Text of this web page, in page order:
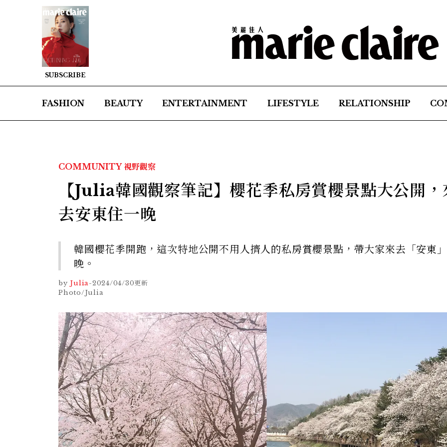
SUBSCRIBE
FASHION BEAUTY ENTERTAINMENT LIFESTYLE RELATIONSHIP
COMMUNITY 視野觀察
【Julia韓國觀察筆記】櫻花季私房賞櫻景點大公開，
去安東住一晚
韓國櫻花季開跑，這次特地公開不用人擠人的私房賞櫻景點，帶大家來去「安東
晚。
by Julia-2024/04/30更新
Photo/Julia